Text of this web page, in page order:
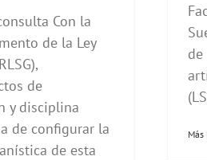
Con la
de la Ley
de
y disciplina
de configurar la
de esta